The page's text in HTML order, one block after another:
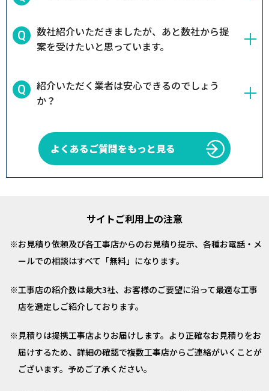
数社紹介いただきましたが、あと数社から提
案を受けたいと思っています。
紹介いただく業者は安心できるのでしょう
か？
よくあるご質問をもっと見る
サイトご利用上の注意
お見積り依頼及び各工事店からのお見積り提示、各種お電話・メ
ールでの相談はすべて「無料」になります。
工事店の紹介数は最大3社、お客様のご要望に沿って最適な工事
店を選定しご紹介しております。
見積りは提携工事店よりお届けします。より正確なお見積りをお
届けするため、詳細の確認で複数工事店からご連絡がいくことが
ございます。予めご了承ください。